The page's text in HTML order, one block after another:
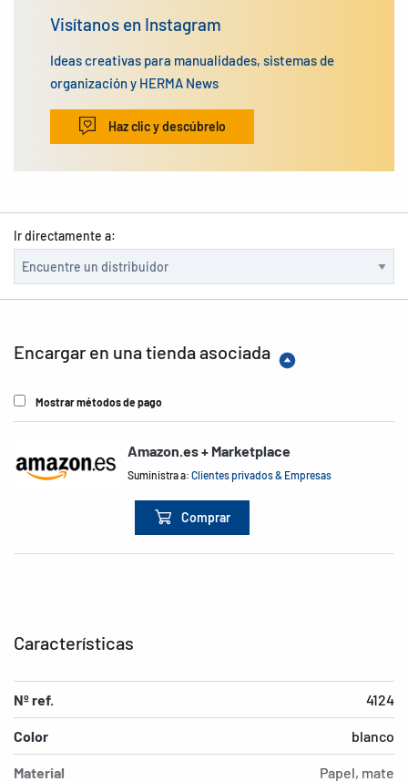
Visítanos en Instagram
Ideas creativas para manualidades, sistemas de
organización y HERMA News
Haz clic y descúbrelo
Ir directamente a:
Encargar en una tienda asociada
Mostrar métodos de pago
Amazon.es + Marketplace
Suministra a:Clientes privados & Empresas
Comprar
Características
Nº ref. 4124
Color blanco
Material Papel, mate